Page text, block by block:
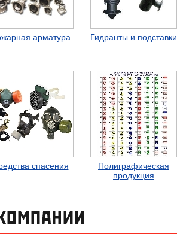
арматура Гидранты и подставки
спасения
Полиграфическая
продукция